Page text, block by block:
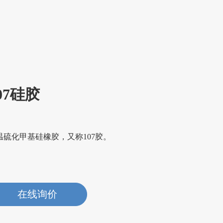
硅胶
硫化甲基硅橡胶，又称107胶。
在线询价